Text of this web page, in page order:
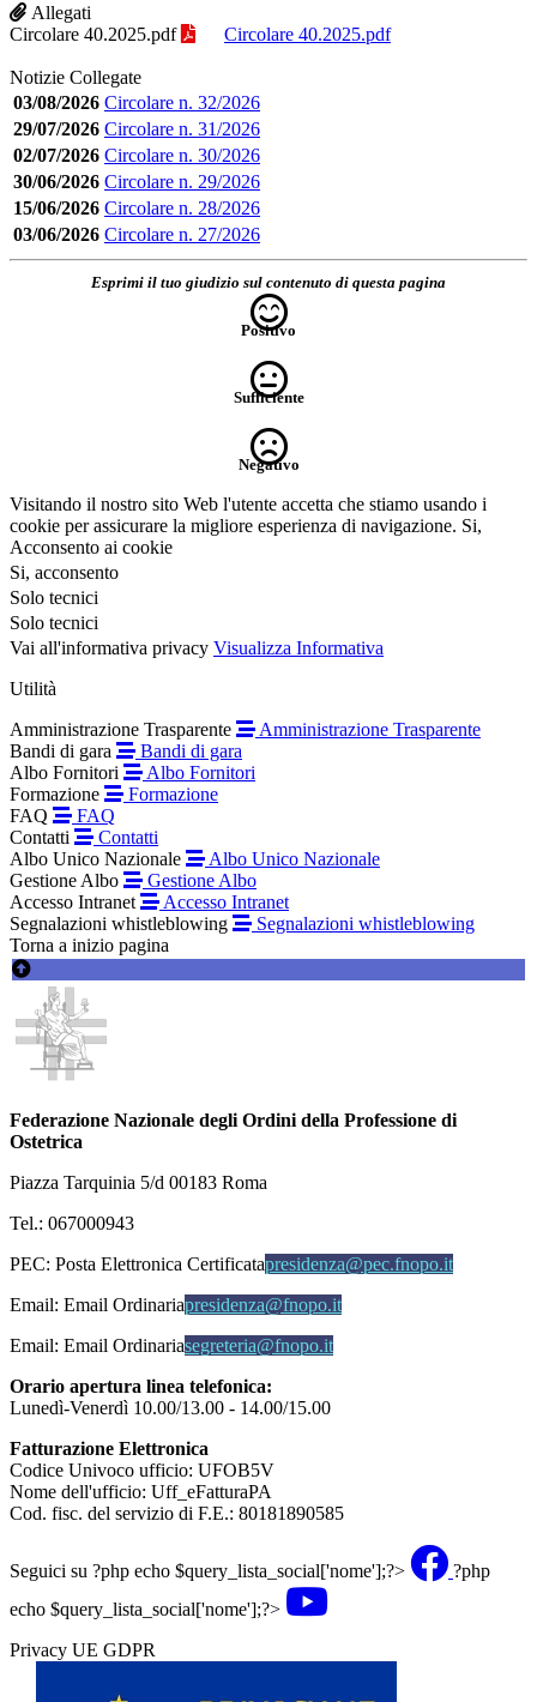
Allegati
Circolare 40.2025.pdf
Circolare 40.2025.pdf
Notizie Collegate
03/08/2026 Circolare n. 32/2026
29/07/2026 Circolare n. 31/2026
02/07/2026 Circolare n. 30/2026
30/06/2026 Circolare n. 29/2026
15/06/2026 Circolare n. 28/2026
03/06/2026 Circolare n. 27/2026
Esprimi il tuo giudizio sul contenuto di questa pagina
Positivo
Sufficiente
Negativo
Visitando il nostro sito Web l'utente accetta che stiamo usando i
cookie per assicurare la migliore esperienza di navigazione. Si,
Acconsento ai cookie
Si, acconsento
Solo tecnici
Solo tecnici
Vai all'informativa privacy Visualizza Informativa
Utilità
Amministrazione Trasparente
Amministrazione Trasparente
Bandi di gara
Bandi di gara
Albo Fornitori
Albo Fornitori
Formazione
Formazione
FAQ
FAQ
Contatti
Contatti
Albo Unico Nazionale
Albo Unico Nazionale
Gestione Albo
Gestione Albo
Accesso Intranet
Accesso Intranet
Segnalazioni whistleblowing
Segnalazioni whistleblowing
Torna a inizio pagina
Federazione Nazionale degli Ordini della Professione di
Ostetrica
Piazza Tarquinia 5/d 00183 Roma
Tel.: 067000943
PEC: Posta Elettronica Certificatapresidenza@pec.fnopo.it
Email: Email Ordinariapresidenza@fnopo.it
Email: Email Ordinariasegreteria@fnopo.it
Orario apertura linea telefonica:
Lunedì-Venerdì 10.00/13.00 - 14.00/15.00
Fatturazione Elettronica
Codice Univoco ufficio: UFOB5V
Nome dell'ufficio: Uff_eFatturaPA
Cod. fisc. del servizio di F.E.: 80181890585
Seguici su ?php echo $query_lista_social['nome'];?>
?php
echo $query_lista_social['nome'];?>
Privacy UE GDPR